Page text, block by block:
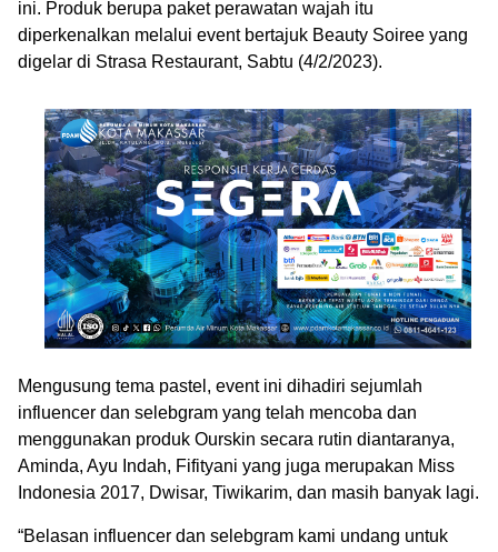
ini. Produk berupa paket perawatan wajah itu
diperkenalkan melalui event bertajuk Beauty Soiree yang
digelar di Strasa Restaurant, Sabtu (4/2/2023).
Mengusung tema pastel, event ini dihadiri sejumlah
influencer dan selebgram yang telah mencoba dan
menggunakan produk Ourskin secara rutin diantaranya,
Aminda, Ayu Indah, Fifityani yang juga merupakan Miss
Indonesia 2017, Dwisar, Tiwikarim, dan masih banyak lagi.
“Belasan influencer dan selebgram kami undang untuk